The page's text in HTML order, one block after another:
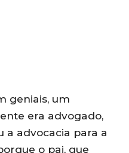
geniais, um
era advogado,
a advocacia para a
o pai, que